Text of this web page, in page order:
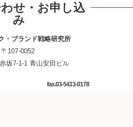
せ・お申し込
み
・ブランド戦略研究所
〒107-0052
坂7-1-1 青山安田ビル
fax.03-5413-0178